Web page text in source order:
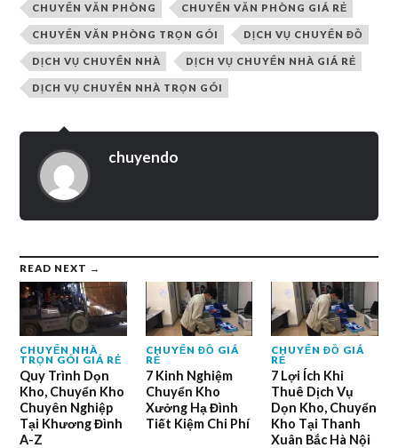
CHUYỂN VĂN PHÒNG CHUYỂN VĂN PHÒNG GIÁ RẺ
CHUYỂN VĂN PHÒNG TRỌN GÓI DỊCH VỤ CHUYỂN ĐỒ
DỊCH VỤ CHUYỂN NHÀ DỊCH VỤ CHUYỂN NHÀ GIÁ RẺ
DỊCH VỤ CHUYỂN NHÀ TRỌN GÓI
chuyendo
READ NEXT →
CHUYỂN NHÀ
TRỌN GÓI GIÁ RẺ
Quy Trình Dọn
Kho, Chuyển Kho
Chuyên Nghiệp
Tại Khương Đình
A-Z
CHUYỂN ĐỒ GIÁ
RẺ
7 Kinh Nghiệm
Chuyển Kho
Xưởng Hạ Đình
Tiết Kiệm Chi Phí
CHUYỂN ĐỒ GIÁ
RẺ
7 Lợi Ích Khi
Thuê Dịch Vụ
Dọn Kho, Chuyển
Kho Tại Thanh
Xuân Bắc Hà Nội